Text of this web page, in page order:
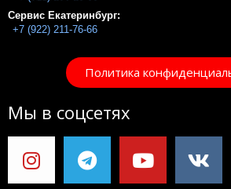
Сервис Екатеринбург:
+7 (922) 211-76-66
Политика
Мы в соцсетях